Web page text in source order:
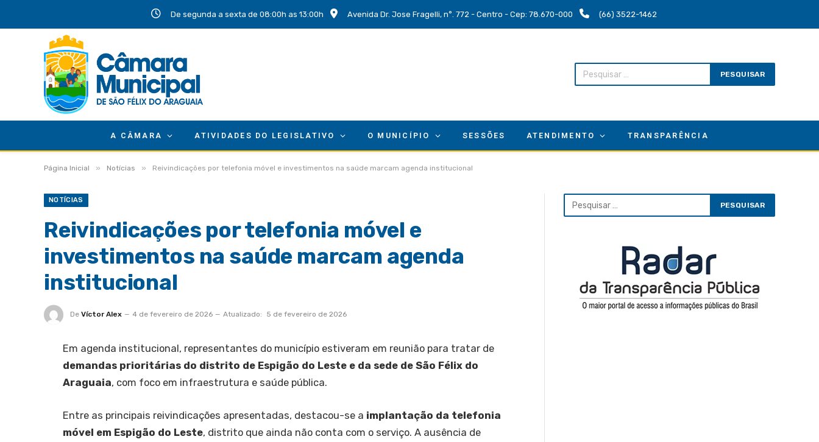
De segunda a sexta de 08:00h as 13:00h Avenida Dr. Jose Fragelli, n°. 772 - Centro - Cep: 78.670-000 (66) 3522-1462
A CÂMARA ATIVIDADES DO LEGISLATIVO O MUNICÍPIO SESSÕES ATENDIMENTO TRANSPARÊNCIA
Página Inicial » Notícias » Reivindicações por telefonia móvel e investimentos na saúde marcam agenda institucional
NOTÍCIAS
Reivindicações por telefonia móvel e
investimentos na saúde marcam agenda
institucional
De Víctor Alex 4 de fevereiro de 2026 Atualizado: 5 de fevereiro de 2026
Em agenda institucional, representantes do município estiveram em reunião para tratar de
demandas prioritárias do distrito de Espigão do Leste e da sede de São Félix do
Araguaia, com foco em infraestrutura e saúde pública.
Entre as principais reivindicações apresentadas, destacou-se a implantação da telefonia
móvel em Espigão do Leste, distrito que ainda não conta com o serviço. A ausência de